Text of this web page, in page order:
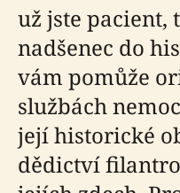
už jste pacient,
nadšenec do
vám pomůže
službách
její historické
dědictví